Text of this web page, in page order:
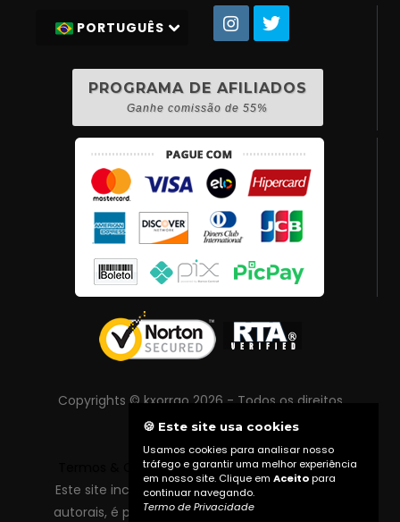
PORTUGUÊS
PROGRAMA DE AFILIADOS
Ganhe comissão de 55%
Copyrights © kxorrao 2026 - Todos os direitos
reservados
Termos & Condições |Política de Privacidade
Este site inclui conteúdo protegido por direitos
autorais, é proibida reprodução total ou parcial
🍪 Este site usa cookies
Usamos cookies para analisar nosso
tráfego e garantir uma melhor experiência
em nosso site. Clique em Aceitopara
continuar navegando.
Termo de Privacidade